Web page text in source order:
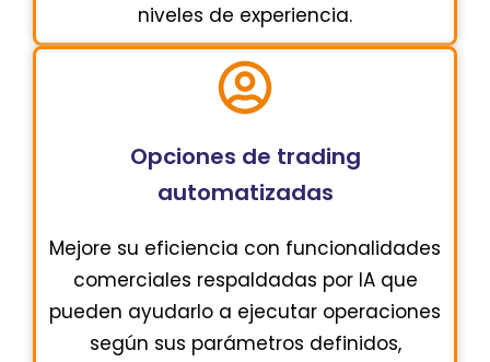
niveles de experiencia.
Opciones de trading
automatizadas
Mejore su eficiencia con funcionalidades
comerciales respaldadas por IA que
pueden ayudarlo a ejecutar operaciones
según sus parámetros definidos,